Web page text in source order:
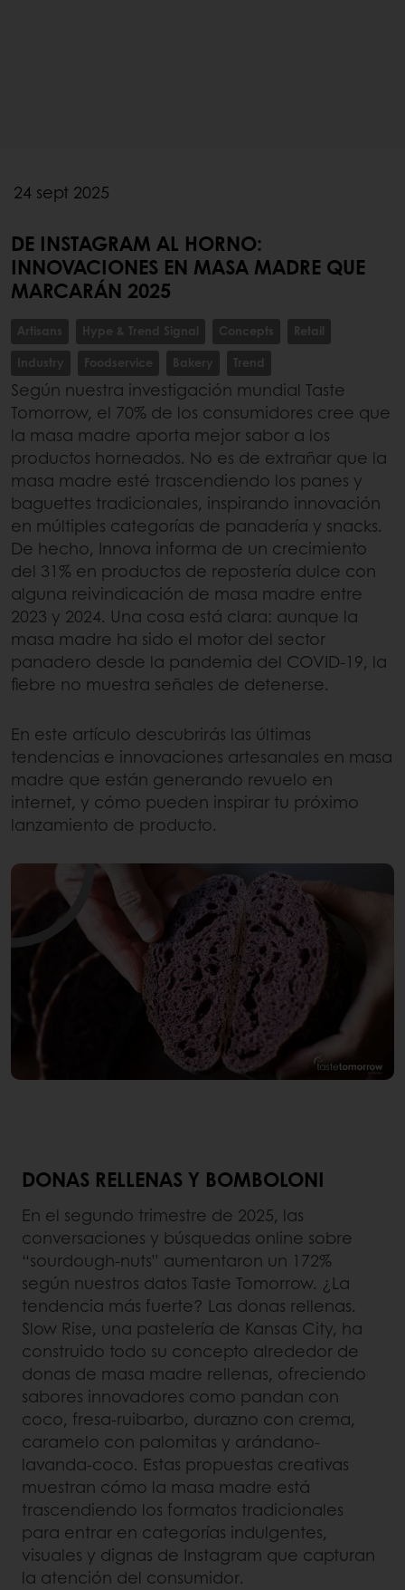
24 sept 2025
DE INSTAGRAM AL HORNO:
INNOVACIONES EN MASA MADRE QUE
MARCARÁN 2025
Artisans Hype & Trend Signal Concepts
Retail
Industry
Foodservice Bakery Trend
Según nuestra investigación mundial Taste
Tomorrow, el 70% de los consumidores cree que
la masa madre aporta mejor sabor a los
productos horneados. No es de extrañar que la
masa madre esté trascendiendo los panes y
baguettes tradicionales, inspirando innovación
en múltiples categorías de panadería y snacks.
De hecho, Innova informa de un crecimiento
del 31% en productos de repostería dulce con
alguna reivindicación de masa madre entre
2023 y 2024. Una cosa está clara: aunque la
masa madre ha sido el motor del sector
panadero desde la pandemia del COVID-19, la
fiebre no muestra señales de detenerse.
En este artículo descubrirás las últimas
tendencias e innovaciones artesanales en masa
madre que están generando revuelo en
internet, y cómo pueden inspirar tu próximo
lanzamiento de producto.
DONAS RELLENAS Y BOMBOLONI
En el segundo trimestre de 2025, las
conversaciones y búsquedas online sobre
“sourdough-nuts” aumentaron un 172%
según nuestros datos Taste Tomorrow. ¿La
tendencia más fuerte? Las donas rellenas.
Slow Rise, una pastelería de Kansas City, ha
construido todo su concepto alrededor de
donas de masa madre rellenas, ofreciendo
sabores innovadores como pandan con
coco, fresa-ruibarbo, durazno con crema,
caramelo con palomitas y arándano-
lavanda-coco. Estas propuestas creativas
muestran cómo la masa madre está
trascendiendo los formatos tradicionales
para entrar en categorías indulgentes,
visuales y dignas de Instagram que capturan
la atención del consumidor.